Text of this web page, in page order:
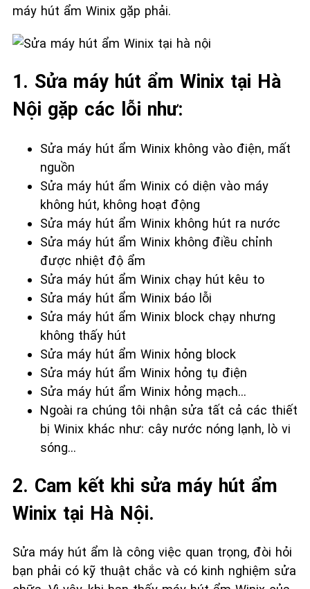
máy hút ẩm Winix gặp phải.
1. Sửa máy hút ẩm Winix tại Hà
Nội gặp các lỗi như:
Sửa máy hút ẩm Winix không vào điện, mất
nguồn
Sửa máy hút ẩm Winix có diện vào máy
không hút, không hoạt động
Sửa máy hút ẩm Winix không hút ra nước
Sửa máy hút ẩm Winix không điều chỉnh
được nhiệt độ ẩm
Sửa máy hút ẩm Winix chạy hút kêu to
Sửa máy hút ẩm Winix báo lỗi
Sửa máy hút ẩm Winix block chạy nhưng
không thấy hút
Sửa máy hút ẩm Winix hỏng block
Sửa máy hút ẩm Winix hỏng tụ điện
Sửa máy hút ẩm Winix hỏng mạch…
Ngoài ra chúng tôi nhận sửa tất cả các thiết
bị Winix khác như: cây nước nóng lạnh, lò vi
sóng…
2. Cam kết khi sửa máy hút ẩm
Winix tại Hà Nội.
Sửa máy hút ẩm là công việc quan trọng, đòi hỏi
bạn phải có kỹ thuật chắc và có kinh nghiệm sửa